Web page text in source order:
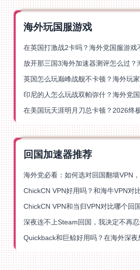
海外玩国服游戏
回国加速器推荐
深夜连不上Steam回国，我决定不再